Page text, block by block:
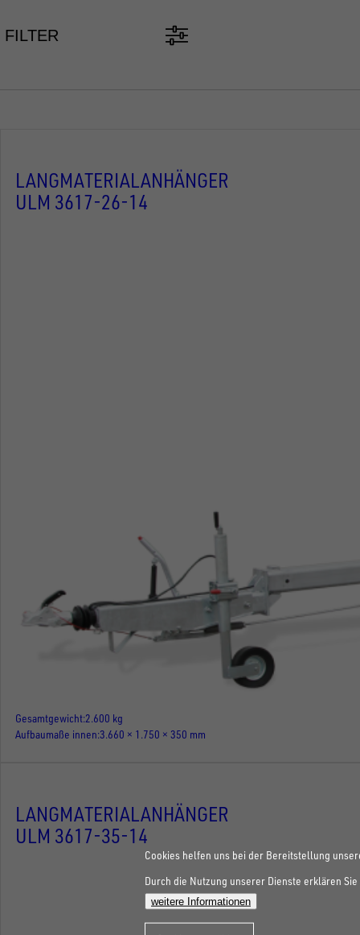
FILTER
LANGMATERIALANHÄNGER
ULM 3617-26-14
Gesamtgewicht 2.600 kg
Aufbaumaße innen 3.660 × 1.750 × 350 mm
LANGMATERIALANHÄNGER
ULM 3617-35-14
Cookies helfen uns bei der Bereitstellung
Durch die Nutzung unserer Dienste erklären
weitere Informationen